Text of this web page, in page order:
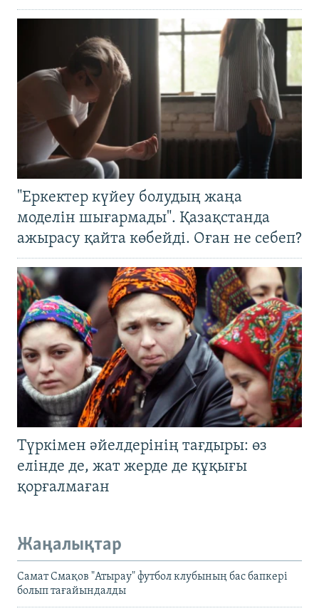
"Еркектер күйеу болудың жаңа
моделін шығармады". Қазақстанда
ажырасу қайта көбейді. Оған не себеп?
Түркімен әйелдерінің тағдыры: өз
елінде де, жат жерде де құқығы
қорғалмаған
Жаңалықтар
Самат Смақов "Атырау" футбол клубының бас бапкері
болып тағайындалды